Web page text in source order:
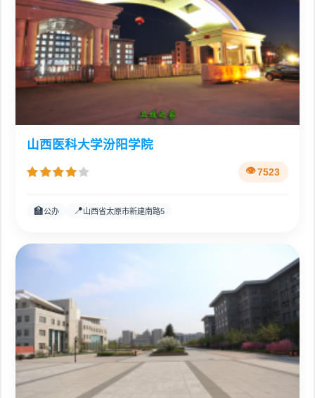
山西医科大学汾阳学院
7523
🏫公办 📍山西省太原市新建南路5